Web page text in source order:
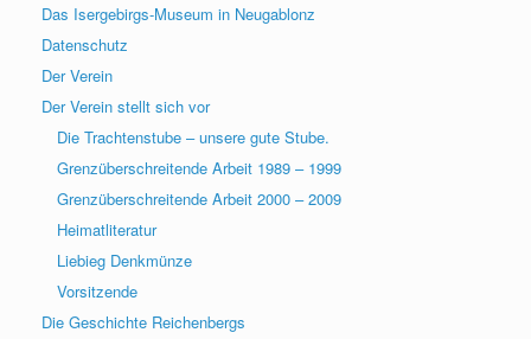
Das Isergebirgs-Museum in Neugablonz
Datenschutz
Der Verein
Der Verein stellt sich vor
Die Trachtenstube – unsere gute Stube.
Grenzüberschreitende Arbeit 1989 – 1999
Grenzüberschreitende Arbeit 2000 – 2009
Heimatliteratur
Liebieg Denkmünze
Vorsitzende
Die Geschichte Reichenbergs